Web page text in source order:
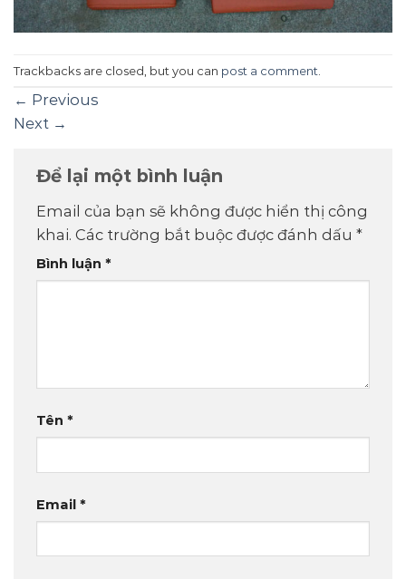
Trackbacks are closed, but you can post a comment
← Previous
Next →
Để lại một bình luận
Email của bạn sẽ không được hiển thị công
khai. Các trường bắt buộc được đánh dấu *
Bình luận *
Tên *
Email *